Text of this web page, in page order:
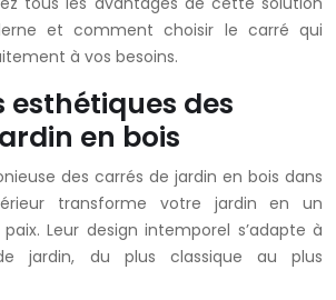
et comment choisir le carré qui
à vos besoins.
des
en bois
des carrés de jardin en bois dans
transforme votre jardin en un
Leur design intemporel s’adapte à
jardin, du plus classique au plus